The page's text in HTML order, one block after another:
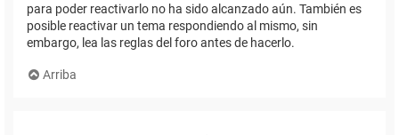
para poder reactivarlo no ha sido alcanzado aún. También es
posible reactivar un tema respondiendo al mismo, sin
embargo, lea las reglas del foro antes de hacerlo.
Arriba